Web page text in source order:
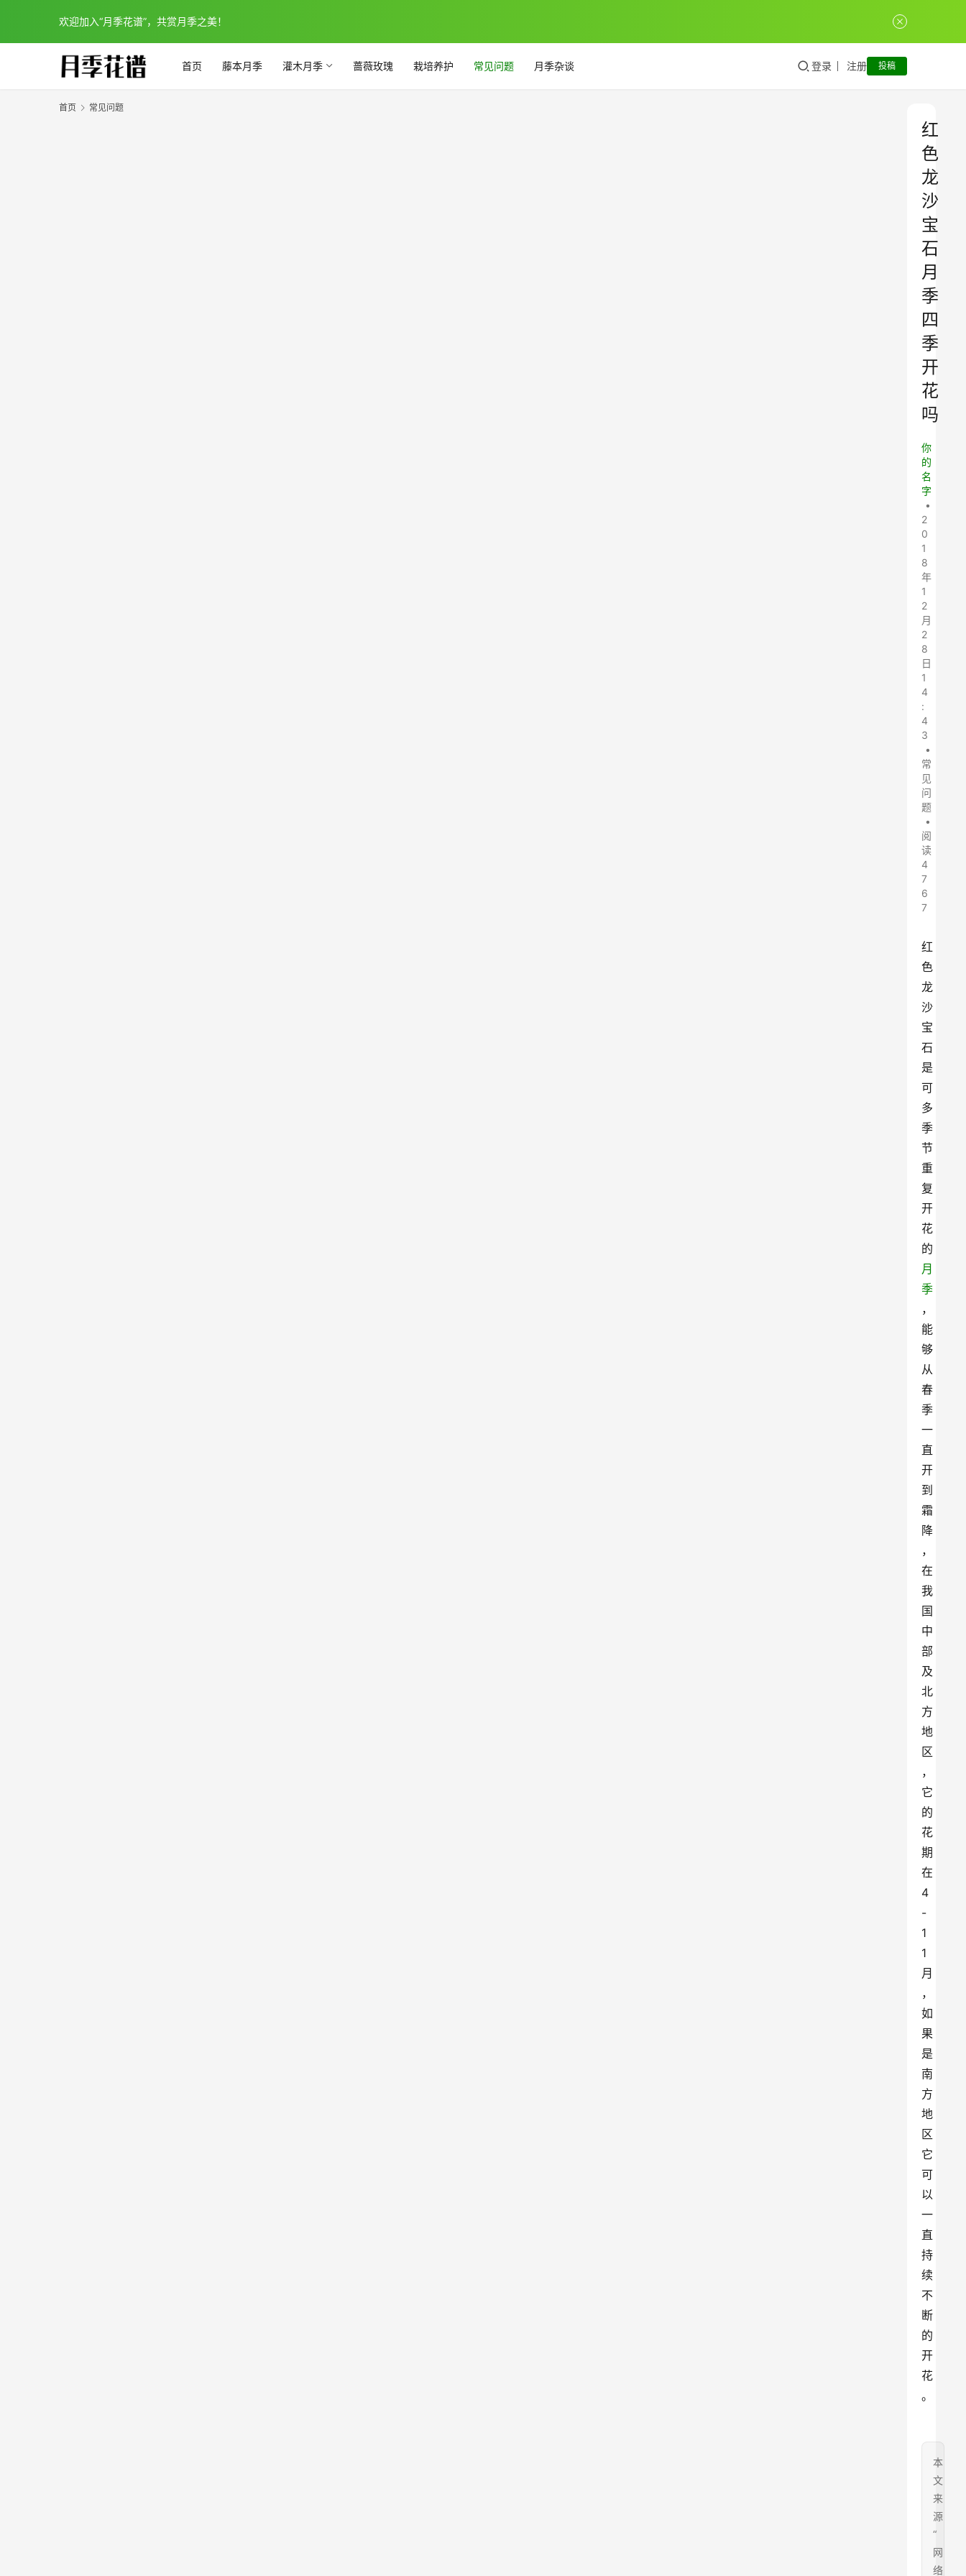
欢迎加入“月季花谱”，共赏月季之美！
首页 藤本月季 灌木月季 蔷薇玫瑰 栽培养护 常见问题 月季杂谈 登录 注册 投稿
首页 常见问题
红
色
龙
沙
宝
石
月
季
四
季
开
花
吗
你
的
名
字
•
2
0
1
8
年
1
2
月
2
8
日
1
4
:
4
3
•
常
见
问
题
•
阅
读
4
7
6
7
红
色
龙
沙
宝
石
是
可
多
季
节
重
复
开
花
的
月
季
，
能
够
从
春
季
一
直
开
到
霜
降
，
在
我
国
中
部
及
北
方
地
区
，
它
的
花
期
在
4
-
1
1
月
，
如
果
是
南
方
地
区
它
可
以
一
直
持
续
不
断
的
开
花
。
本
文
来
源
“
网
络